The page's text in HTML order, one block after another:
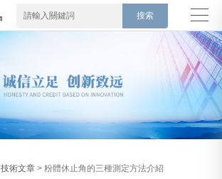
技術文章 > 粉體休止角的三種測定方法介紹